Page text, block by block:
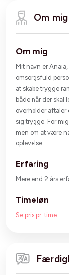
Om mig
Om mig
Mit navn er
omsorgsfuld
at skabe trygge
både når der skal
overholder aftaler
sig trygge. For
men om at være
oplevelse.
Erfaring
Mere end 2 års
Timeløn
Se pris pr. time